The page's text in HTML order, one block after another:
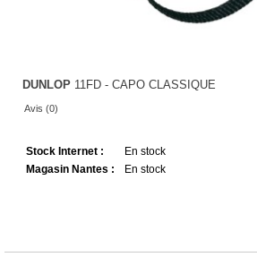
DUNLOP 11FD - CAPO CLASSIQUE
Avis (0)
Stock Internet :
En stock
Magasin Nantes :
En stock